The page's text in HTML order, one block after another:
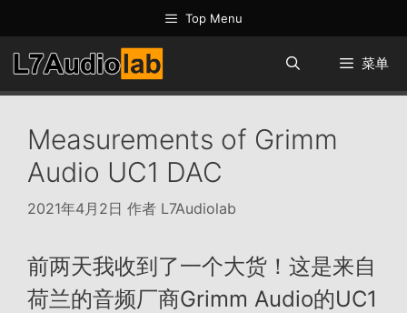
至
内
容
Top Menu
菜单
Measurements of Grimm
Audio UC1 DAC
2021年4月2日 作者 L7Audiolab
前两天我收到了一个大货！这是来自
荷兰的音频厂商Grimm Audio的UC1